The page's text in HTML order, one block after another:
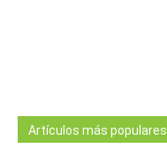
Artículos más populares